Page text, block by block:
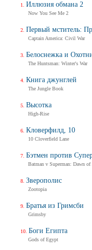
Иллюзия обмана 2
Now You See Me 2
Первый мститель:
Captain America: Civil War
Белоснежка и
The Huntsman: Winter's War
Книга джунглей
The Jungle Book
Высотка
High-Rise
Кловерфилд, 10
10 Cloverfield Lane
Бэтмен против
Batman v Superman: Dawn of
Зверополис
Zootopia
Братья из Гримсби
Grimsby
Боги Египта
Gods of Egypt